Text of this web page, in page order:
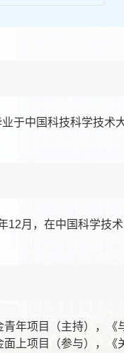
于中国科技科学技术
12月，在中国科学技
青年项目（主持），
面上项目（参与），